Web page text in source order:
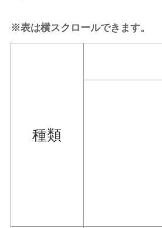
※表は横スクロールできます。
種類